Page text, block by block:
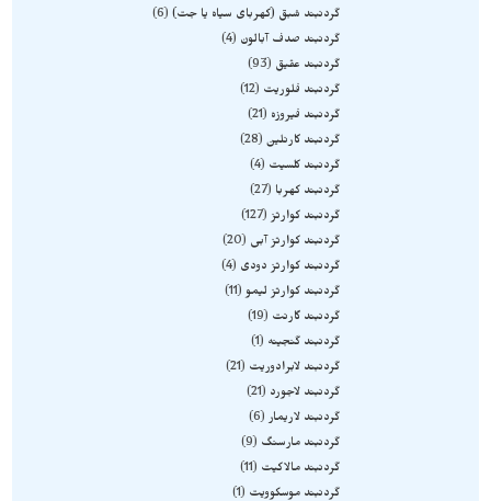
گردنبند شبق (کهربای سیاه یا جت) 6
گردنبند صدف آبالون
4
گردنبند عقیق
93
گردنبند فلوریت
12
گردنبند فیروزه
21
گردنبند کارنلین 28
گردنبند کلسیت
4
گردنبند کهربا
27
گردنبند کوارتز 127
گردنبند کوارتز آبی
20
گردنبند کوارتز دودی
4
گردنبند کوارتز لیمو 11
گردنبند گارنت
19
گردنبند گنجینه
1
گردنبند لابرادوریت
21
گردنبند لاجورد
21
گردنبند لاریمار 6
گردنبند مارسنگ
9
گردنبند مالاکیت
11
گردنبند موسکوویت
1